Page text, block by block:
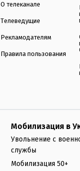
О телеканале
Телеведущие
Рекламодателям
Правила пользования
Мобилизация в
Увольнение с
службы
Мобилизация 50+